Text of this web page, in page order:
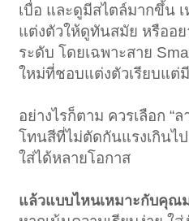
เบื่อ และดูมีสไตล์มากขึ้น
แต่งตัวให้ดูทันสมัย หรืออ
ระดับ โดยเฉพาะสาย
ใหม่ที่ชอบแต่งตัวเรียบแต่
อย่างไรก็ตาม ควรเลือก “
โทนสีที่ไม่ตัดกันแรงเกินไ
ใส่ได้หลายโอกาส
แล้วแบบไหนเหมาะกับคุณ